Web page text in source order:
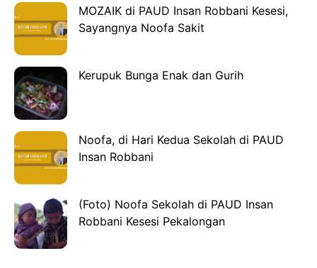
MOZAIK di PAUD Insan Robbani Kesesi,
Sayangnya Noofa Sakit
Kerupuk Bunga Enak dan Gurih
Noofa, di Hari Kedua Sekolah di PAUD
Insan Robbani
(Foto) Noofa Sekolah di PAUD Insan
Robbani Kesesi Pekalongan